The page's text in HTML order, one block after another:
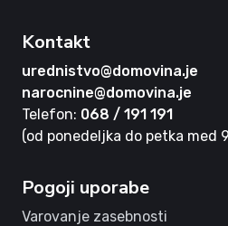
Kontakt
urednistvo@domovina.je
narocnine@domovina.je
Telefon: 068 / 191 191
(od ponedeljka do petka med
Pogoji uporabe
Varovanje zasebnosti